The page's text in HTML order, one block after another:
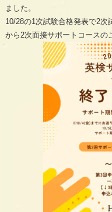
ました。
10/28の1次試験合格発表で2次
から2次面接サポートコースの